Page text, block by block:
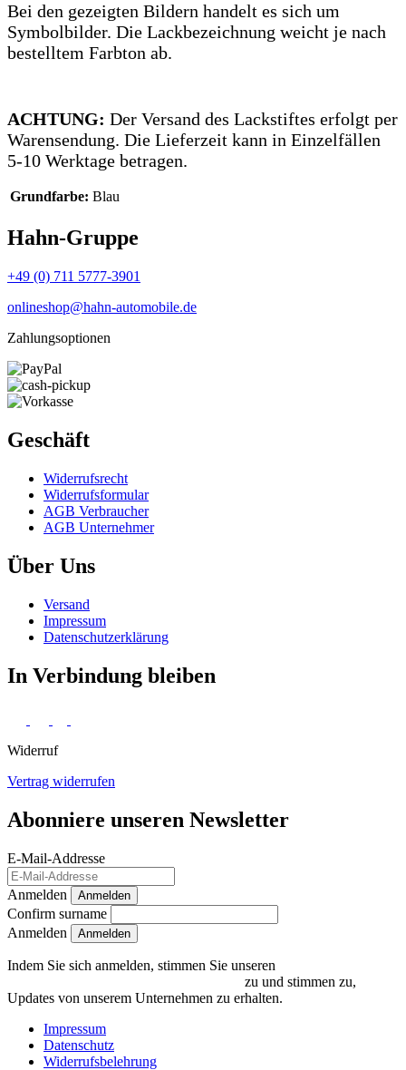
Bei den gezeigten Bildern handelt es sich um
Symbolbilder. Die Lackbezeichnung weicht je nach
bestelltem Farbton ab.
ACHTUNG: Der Versand des Lackstiftes erfolgt per
Warensendung. Die Lieferzeit kann in Einzelfällen
5-10 Werktage betragen.
Grundfarbe: Blau
Hahn-Gruppe
+49 (0) 711 5777-3901
onlineshop@hahn-automobile.de
Zahlungsoptionen
Geschäft
Widerrufs­recht
Widerrufs­formular
AGB Verbraucher
AGB Unternehmer
Über Uns
Versand
Impressum
Daten­schutz­erklärung
In Verbindung bleiben
Widerruf
Vertrag widerrufen
Abonniere unseren Newsletter
E-Mail-Addresse
Anmelden Anmelden
Confirm surname
Anmelden
Indem Sie sich anmelden, stimmen Sie unseren
zu und stimmen zu,
Updates von unserem Unternehmen zu erhalten.
Impressum
Datenschutz
Widerrufsbelehrung